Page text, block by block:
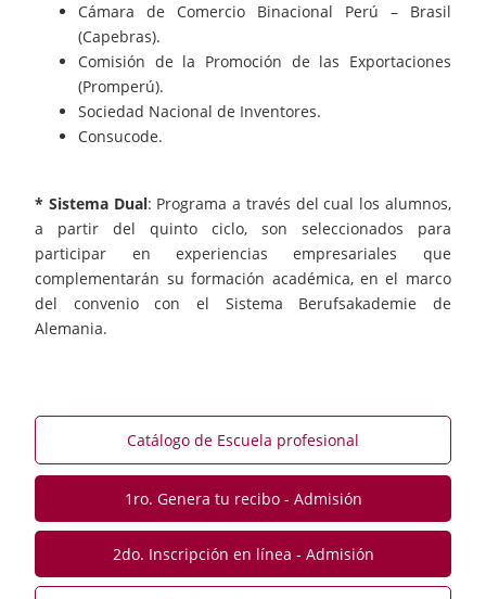
Cámara de Comercio Binacional Perú – Brasil
(Capebras).
Comisión de la Promoción de las Exportaciones
(Promperú).
Sociedad Nacional de Inventores.
Consucode.
* Sistema Dual: Programa a través del cual los alumnos,
a partir del quinto ciclo, son seleccionados para
participar en experiencias empresariales que
complementarán su formación académica, en el marco
del convenio con el Sistema Berufsakademie de
Alemania.
Catálogo de Escuela profesional
1ro. Genera tu recibo - Admisión
2do. Inscripción en línea - Admisión